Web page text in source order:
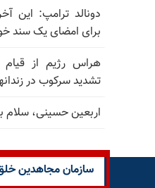
دونالد ترامپ: این
برای امضای یک سند
هراس رژیم از
تشدید سرکوب در
اربعین حسینی، سلام
سازمان مجاهدین